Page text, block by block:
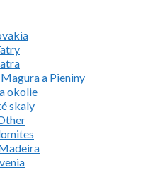
a Pieniny
okolie
skaly